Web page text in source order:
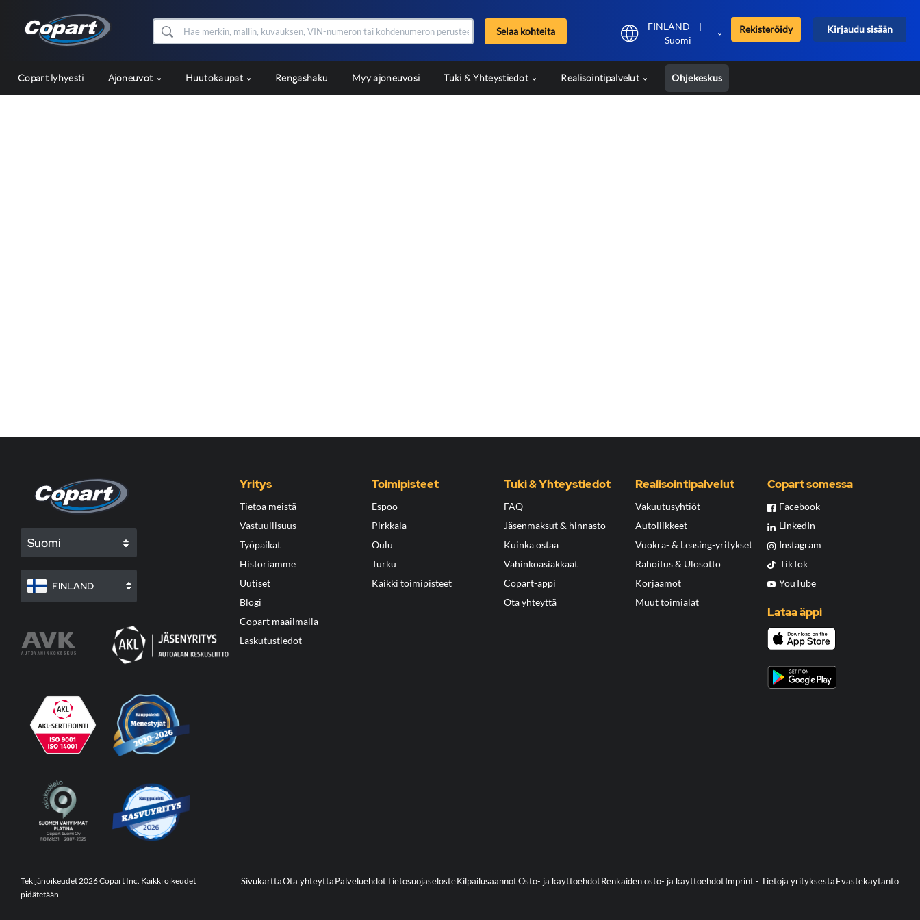
Selaa kohteita FINLAND
|
Suomi
Rekisteröidy Kirjaudu sisään
Copart lyhyesti Ajoneuvot Huutokaupat Rengashaku Myy ajoneuvosi Tuki & Yhteystiedot Realisointipalvelut Ohjekeskus
Suomi
FINLAND
Yritys
Tietoa meistä
Vastuullisuus
Työpaikat
Historiamme
Uutiset
Blogi
Copart maailmalla
Laskutustiedot
Toimipisteet
Espoo
Pirkkala
Oulu
Turku
Kaikki toimipisteet
Tuki & Yhteystiedot
FAQ
Jäsenmaksut & hinnasto
Kuinka ostaa
Vahinkoasiakkaat
Copart-äppi
Ota yhteyttä
Realisointipalvelut
Vakuutusyhtiöt
Autoliikkeet
Vuokra- & Leasing-yritykset
Rahoitus & Ulosotto
Korjaamot
Muut toimialat
Copart somessa
Facebook
LinkedIn
Instagram
TikTok
YouTube
Lataa äppi
Tekijänoikeudet 2026 Copart Inc. Kaikki oikeudet
pidätetään
SivukarttaOta yhteyttäPalveluehdotTietosuojaselosteKilpailusäännötOsto- ja käyttöehdotRenkaiden osto- ja käyttöehdotImprint - Tietoja yrityksestäEvästekäytäntö